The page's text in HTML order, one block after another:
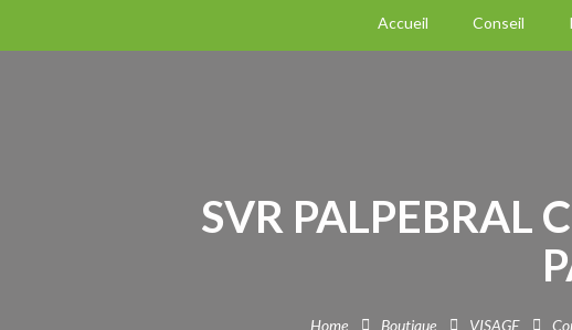
Accueil Conseil
SVR PALPEBRAL
Home Boutique VISAGE